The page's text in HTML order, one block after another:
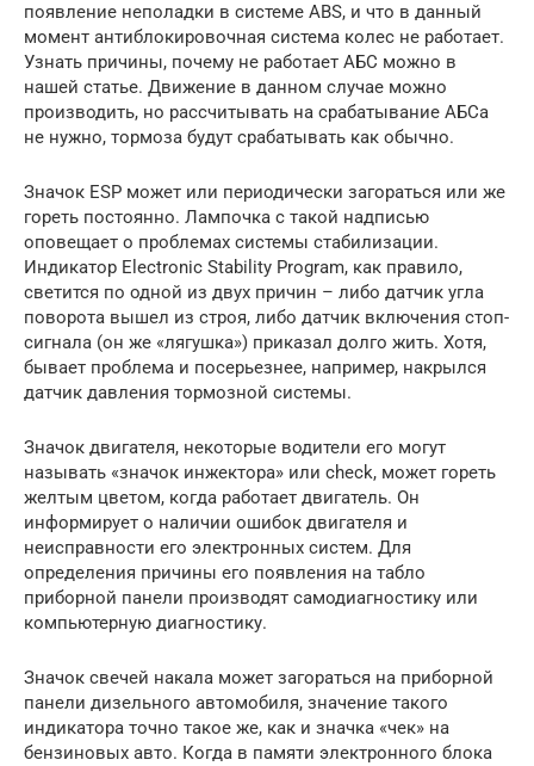
появление неполадки в системе ABS, и что в данный
момент антиблокировочная система колес не работает.
Узнать причины, почему не работает АБС можно в
нашей статье. Движение в данном случае можно
производить, но рассчитывать на срабатывание АБСа
не нужно, тормоза будут срабатывать как обычно.
Значок ESP может или периодически загораться или же
гореть постоянно. Лампочка с такой надписью
оповещает о проблемах системы стабилизации.
Индикатор Electronic Stability Program, как правило,
светится по одной из двух причин – либо датчик угла
поворота вышел из строя, либо датчик включения стоп-
сигнала (он же «лягушка») приказал долго жить. Хотя,
бывает проблема и посерьезнее, например, накрылся
датчик давления тормозной системы.
Значок двигателя, некоторые водители его могут
называть «значок инжектора» или check, может гореть
желтым цветом, когда работает двигатель. Он
информирует о наличии ошибок двигателя и
неисправности его электронных систем. Для
определения причины его появления на табло
приборной панели производят самодиагностику или
компьютерную диагностику.
Значок свечей накала может загораться на приборной
панели дизельного автомобиля, значение такого
индикатора точно такое же, как и значка «чек» на
бензиновых авто. Когда в памяти электронного блока